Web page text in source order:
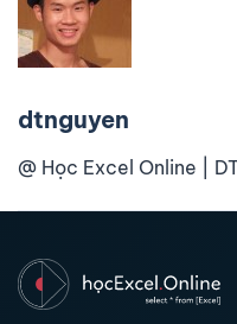
dtnguyen
@ Học Excel Online |